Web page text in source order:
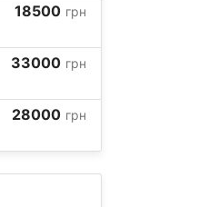
18500 грн
33000 грн
28000 грн